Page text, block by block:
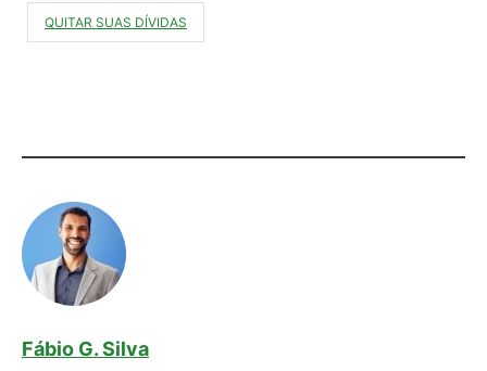
QUITAR SUAS DÍVIDAS
Fábio G. Silva